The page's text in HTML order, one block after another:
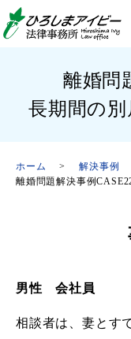
離婚問
長期間の
ホーム
解決事例
離婚問題解決事例
男性 会社員
相談者は、妻とす